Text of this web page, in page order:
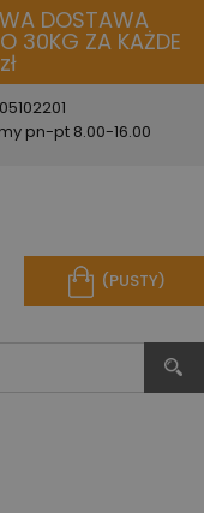
DOSTAWA
30KG ZA KAŻDE
pn-pt 8.00-16.00
(PUSTY)